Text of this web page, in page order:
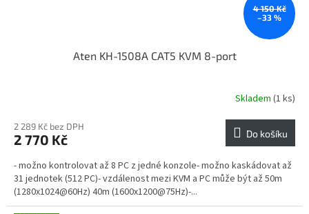
4 150 Kč
–33 %
Aten KH-1508A CAT5 KVM 8-port
Skladem (1 ks)
2 289 Kč bez DPH
2 770 Kč Do košíku
- možno kontrolovat až 8 PC z jedné konzole- možno kaskádovat až
31 jednotek (512 PC)- vzdálenost mezi KVM a PC může být až 50m
(1280x1024@60Hz) 40m (1600x1200@75Hz)-...